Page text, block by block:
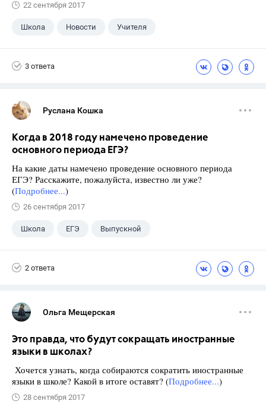
22 сентября 2017
Школа Новости Учителя
3 ответа
Руслана Кошка
Когда в 2018 году намечено проведение
основного периода ЕГЭ?
На какие даты намечено проведение основного периода
ЕГЭ? Расскажите, пожалуйста, известно ли уже?
(Подробнее...)
26 сентября 2017
Школа ЕГЭ Выпускной
2 ответа
Ольга Мещерская
Это правда, что будут сокращать иностранные
языки в школах?
Хочется узнать, когда собираются сократить иностранные
языки в школе? Какой в итоге оставят? (Подробнее...)
28 сентября 2017